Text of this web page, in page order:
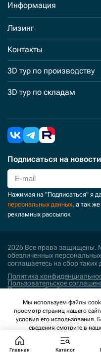
Информация
Лизинг
Контакты
3D тур по производству
3D тур по складам
Подписаться на
Нажимая на "Подписаться" я
персональных данных, а так
рекламных рассылок
2026 Все права защищены.
обезличенных
соглашаетесь на сбор таких
Политика
Пользовательское
Политика обработки
Поддержка и развитие
Главная Каталог
Мы используем файлы
просмотр страниц нашего
условия его использования.
сведения смотрите в